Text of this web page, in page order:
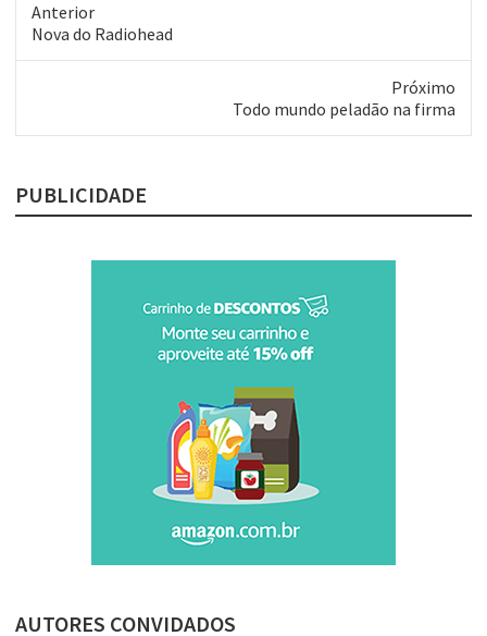
Anterior
Post
anterior:
Nova do Radiohead
Próximo
post:
Todo mundo peladão na firma
PUBLICIDADE
AUTORES CONVIDADOS